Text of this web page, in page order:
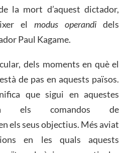
la mort d’aquest dictador,
elmodus operandi dels
Paul Kagame.
dels moments en què el
de pas en aquests països.
que sigui en aquestes
els comandos de
els seus objectius. Més aviat
en les quals aquests